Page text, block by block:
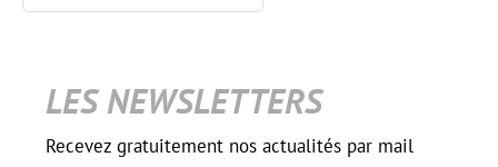
LES NEWSLETTERS
Recevez gratuitement nos actualités par mail